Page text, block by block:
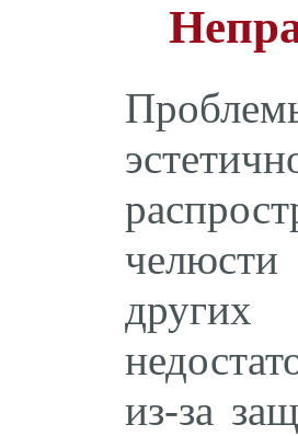
из-за